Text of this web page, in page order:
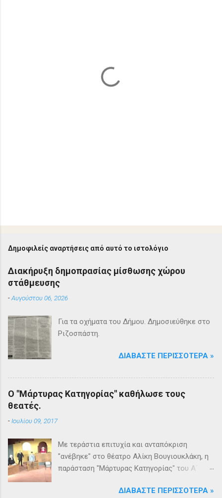
Δημοφιλείς αναρτήσεις από αυτό το ιστολόγιο
Διακήρυξη δημοπρασίας μίσθωσης χώρου
στάθμευσης
-Αυγούστου 06, 2026
Για τα οχήματα του Δήμου. Δημοσιεύθηκε στο
Ριζοσπάστη.
ΔΙΑΒΆΣΤΕ ΠΕΡΙΣΣΌΤΕΡΑ »
Ο "Μάρτυρας Κατηγορίας" καθήλωσε τους
θεατές.
-Ιουλίου 09, 2017
Με τεράστια επιτυχία και ανταπόκριση
"ανέβηκε" στο θέατρο Αλίκη Βουγιουκλάκη, η
παράσταση "Μάρτυρας Κατηγορίας" του Α΄
Βριλησσίων. Το θέατρο γέμισε και πάνω από
ΔΙΑΒΆΣΤΕ ΠΕΡΙΣΣΌΤΕΡΑ »